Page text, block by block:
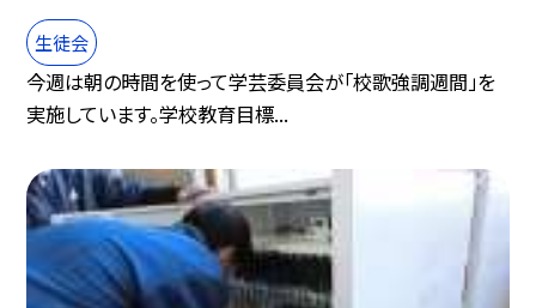
生徒会
今週は朝の時間を使って学芸委員会が「校歌強調週間」を
実施しています。学校教育目標...